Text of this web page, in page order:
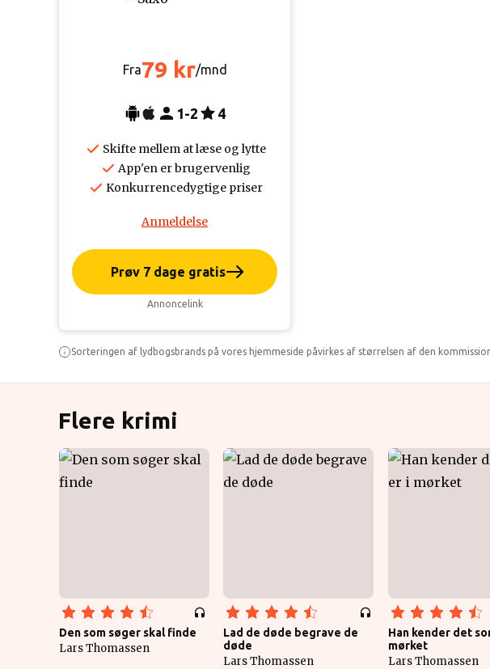
Fra79 kr/mnd
1-2 4
Skifte mellem at læse og lytte
App'en er brugervenlig
Konkurrencedygtige priser
Anmeldelse
Prøv 7 dage gratis
Annoncelink
Sorteringen af lydbogsbrands på vores hjemmeside påvirkes af størrelsen af den
Flere krimi
Den som søger skal finde
Lars Thomassen
Lad de døde begrave de
døde
Lars Thomassen
Han kender det
mørket
Lars Thomassen